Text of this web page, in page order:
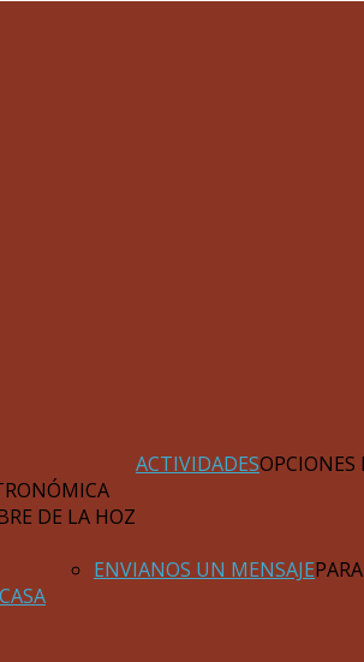
ACTIVIDADESOPCIONES
DE LA HOZ
ENVIANOS UN MENSAJE